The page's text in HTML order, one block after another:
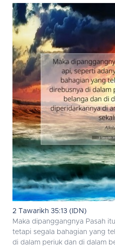
2 Tawarikh 35:13 (IDN)
Maka dipanggangnya Pasah
tetapi segala bahagian yang
di dalam periuk dan di dalam